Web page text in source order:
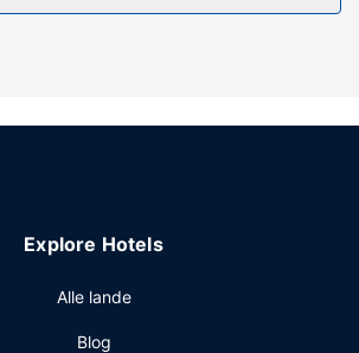
Explore Hotels
Alle lande
Blog